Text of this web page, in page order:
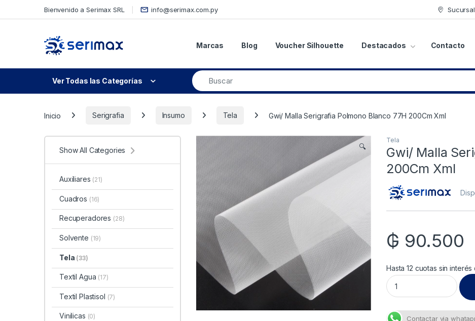
Bienvenido a Serimax SRL info@serimax.com.py
Marcas Blog Voucher Silhouette Destacados Contacto
Ver Todas las Categorías
Inicio Serigrafia Insumo Tela Gwi/ Malla Serigrafia Polmono Blanco 77H 200Cm Xml
🔍
Tela
Gwi/ Malla
200Cm Xml
₲ 90.500
Hasta 12 cuotas sin
Gwi/ Malla Serigrafia
Contactar via
Show All Categories
Auxiliares (21)
Cuadros (16)
Recuperadores (28)
Solvente (19)
Tela (33)
Textil Agua (17)
Textil Plastisol (7)
Vinilicas (0)